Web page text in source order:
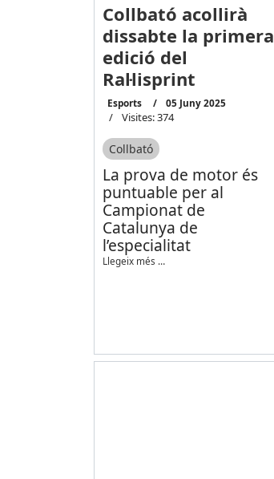
Collbató acollirà
dissabte la primera
edició del
Ral·lisprint
Esports 05 Juny 2025
Visites: 374
Collbató
La prova de motor és
puntuable per al
Campionat de
Catalunya de
l’especialitat
Llegeix més …